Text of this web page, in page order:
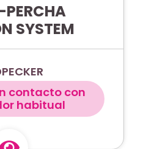
SYSTEM
contacto con
habitual